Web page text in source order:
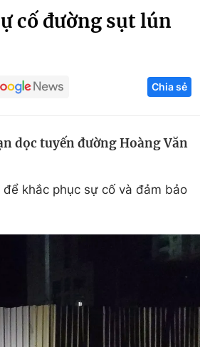
Infographic
Công nghệ
Sản phẩm
cố đường sụt lún
Chia sẻ
dọc tuyến đường Hoàng Văn
khắc phục sự cố và đảm bảo